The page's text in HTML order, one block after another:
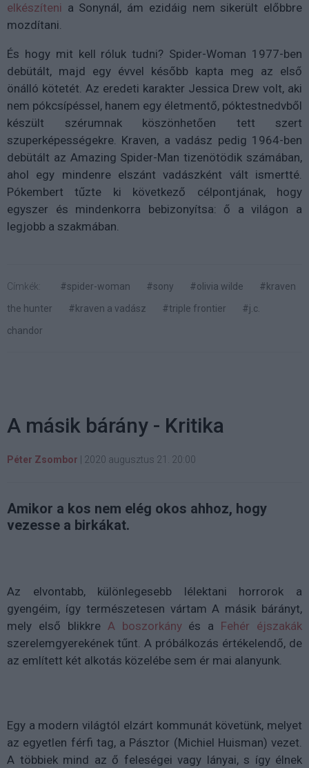
elkészíteni a Sonynál, ám ezidáig nem sikerült előbbre
mozdítani.
És hogy mit kell róluk tudni? Spider-Woman 1977-ben
debütált, majd egy évvel később kapta meg az első
önálló kötetét. Az eredeti karakter Jessica Drew volt, aki
nem pókcsípéssel, hanem egy életmentő, póktestnedvből
készült szérumnak köszönhetően tett szert
szuperképességekre. Kraven, a vadász pedig 1964-ben
debütált az Amazing Spider-Man tizenötödik számában,
ahol egy mindenre elszánt vadászként vált ismertté.
Pókembert tűzte ki következő célpontjának, hogy
egyszer és mindenkorra bebizonyítsa: ő a világon a
legjobb a szakmában.
Címkék: #spider-woman #sony #olivia wilde
#kraven
the hunter
#kraven a vadász #triple frontier
#j.c.
chandor
A másik bárány - Kritika
Péter Zsombor 2020 augusztus 21. 20:00
Amikor a kos nem elég okos ahhoz, hogy
vezesse a birkákat.
Az elvontabb, különlegesebb lélektani horrorok a
gyengéim, így természetesen vártam A másik bárányt,
mely első blikkre A boszorkányés a Fehér éjszakák
szerelemgyerekének tűnt. A próbálkozás értékelendő, de
az említett két alkotás közelébe sem ér mai alanyunk.
Egy a modern világtól elzárt kommunát követünk, melyet
az egyetlen férfi tag, a Pásztor (Michiel Huisman) vezet.
A többiek mind az ő feleségei vagy lányai, s így élnek